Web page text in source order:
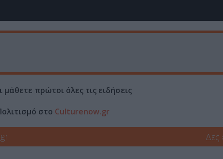
μάθετε πρώτοι όλες τις ειδήσεις
στο Culturenow.gr
Δες